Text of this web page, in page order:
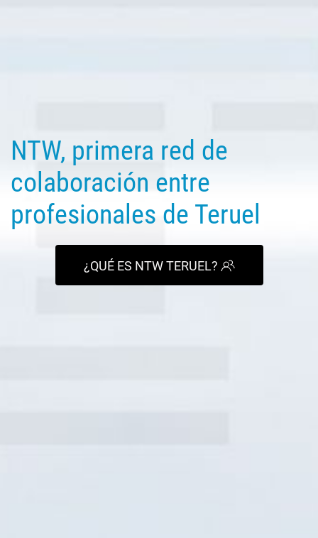
NTW, primera red de
colaboración entre
profesionales de Teruel
¿QUÉ ES NTW TERUEL?